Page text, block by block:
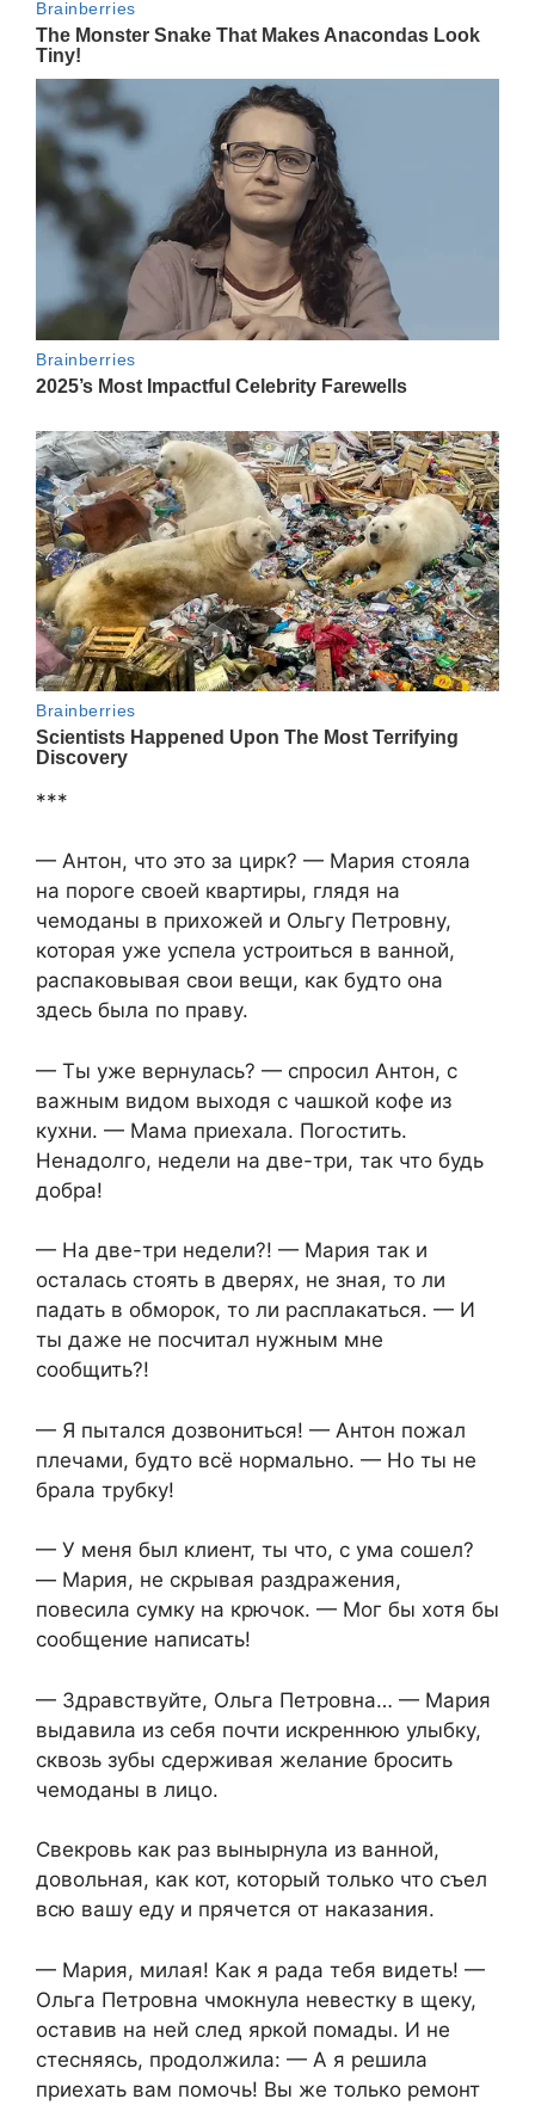
***
— Антон, что это за цирк? — Мария стояла
на пороге своей квартиры, глядя на
чемоданы в прихожей и Ольгу Петровну,
которая уже успела устроиться в ванной,
распаковывая свои вещи, как будто она
здесь была по праву.
— Ты уже вернулась? — спросил Антон, с
важным видом выходя с чашкой кофе из
кухни. — Мама приехала. Погостить.
Ненадолго, недели на две-три, так что будь
добра!
— На две-три недели?! — Мария так и
осталась стоять в дверях, не зная, то ли
падать в обморок, то ли расплакаться. — И
ты даже не посчитал нужным мне
сообщить?!
— Я пытался дозвониться! — Антон пожал
плечами, будто всё нормально. — Но ты не
брала трубку!
— У меня был клиент, ты что, с ума сошел?
— Мария, не скрывая раздражения,
повесила сумку на крючок. — Мог бы хотя бы
сообщение написать!
— Здравствуйте, Ольга Петровна… — Мария
выдавила из себя почти искреннюю улыбку,
сквозь зубы сдерживая желание бросить
чемоданы в лицо.
Свекровь как раз вынырнула из ванной,
довольная, как кот, который только что съел
всю вашу еду и прячется от наказания.
— Мария, милая! Как я рада тебя видеть! —
Ольга Петровна чмокнула невестку в щеку,
оставив на ней след яркой помады. И не
стесняясь, продолжила: — А я решила
приехать вам помочь! Вы же только ремонт